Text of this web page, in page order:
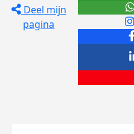
Deel mijn
pagina